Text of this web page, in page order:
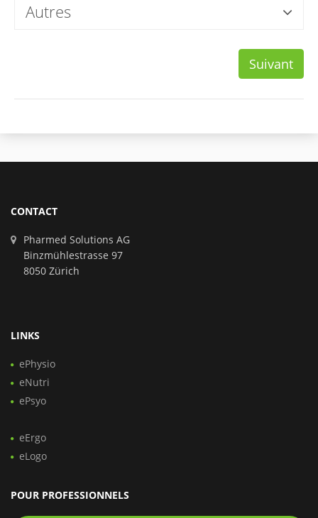
Autres
Suivant
CONTACT
Pharmed Solutions AG
Binzmühlestrasse 97
8050 Zürich
LINKS
ePhysio
eNutri
ePsyo
eErgo
eLogo
POUR PROFESSIONNELS